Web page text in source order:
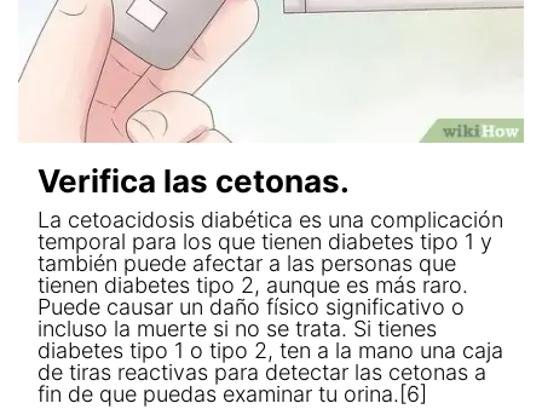
Verifica las cetonas.
La cetoacidosis diabética es una complicación
temporal para los que tienen diabetes tipo 1 y
también puede afectar a las personas que
tienen diabetes tipo 2, aunque es más raro.
Puede causar un daño físico significativo o
incluso la muerte si no se trata. Si tienes
diabetes tipo 1 o tipo 2, ten a la mano una caja
de tiras reactivas para detectar las cetonas a
fin de que puedas examinar tu orina.[6]